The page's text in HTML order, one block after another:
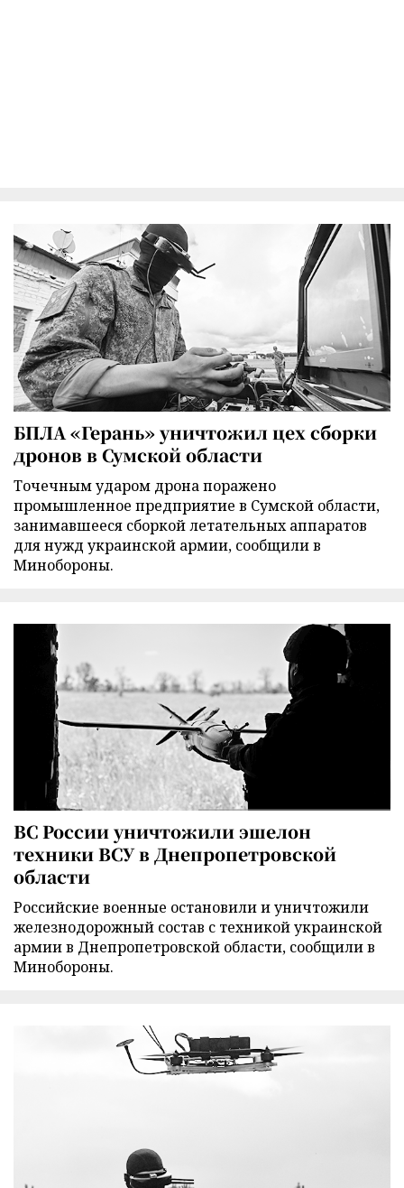
БПЛА «Герань» уничтожил цех сборки
дронов в Сумской области
Точечным ударом дрона поражено
промышленное предприятие в Сумской области,
занимавшееся сборкой летательных аппаратов
для нужд украинской армии, сообщили в
Минобороны.
ВС России уничтожили эшелон
техники ВСУ в Днепропетровской
области
Российские военные остановили и уничтожили
железнодорожный состав с техникой украинской
армии в Днепропетровской области, сообщили в
Минобороны.